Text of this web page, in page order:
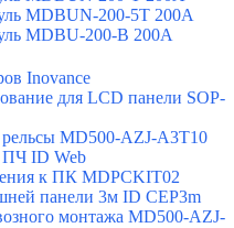
MDBUN-200-5T 200A
MDBU-200-B 200A
Inovance
для LCD панели SOP-
MD500-AZJ-A3T10
ПЧ ID Web
к ПК MDPCKIT02
панели 3м ID CEP3m
монтажа MD500-AZJ-